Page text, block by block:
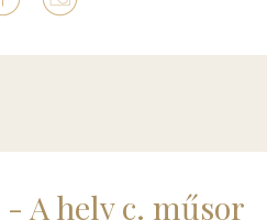
A hely c. műsor